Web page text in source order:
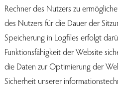
Rechner des Nutzers zu
des Nutzers für die Dauer der
Speicherung in Logfiles erfolgt
Funktionsfähigkeit der Website
die Daten zur Optimierung der
Sicherheit unserer